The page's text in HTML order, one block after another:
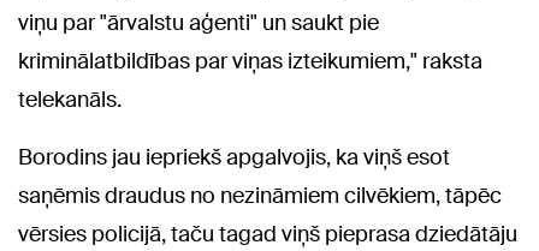
viņu par "ārvalstu aģenti" un saukt pie
kriminālatbildības par viņas izteikumiem," raksta
telekanāls.
Borodins jau iepriekš apgalvojis, ka viņš esot
saņēmis draudus no nezināmiem cilvēkiem, tāpēc
vērsies policijā, taču tagad viņš pieprasa dziedātāju